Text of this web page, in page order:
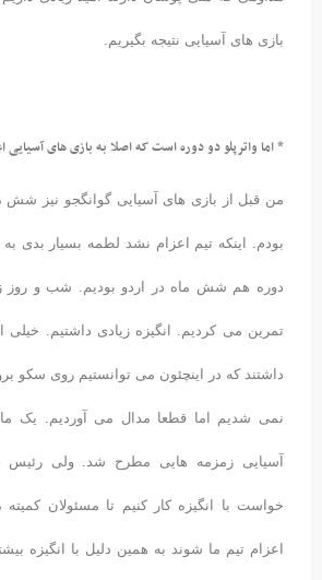
بازی های آسیایی نتیجه بگیریم.
* اما واترپلو دو دوره است که اصلا به بازی های آسیایی
من قبل از بازی های آسیایی گوانگجو نیز شش
بودم. اینکه تیم اعزام نشد لطمه بسیار بدی
دوره هم شش ماه در اردو بودیم. شب و روز
تمرین می کردیم. انگیزه زیادی داشتیم. خیلی
داشتند که در اینچئون می توانستیم روی سکو
نمی شدیم اما قطعا مدال می آوردیم. یک
آسیایی زمزمه هایی مطرح شد. ولی رئیس
خواست با انگیزه کار کنیم تا مسئولان
اعزام تیم ما شوند به همین دلیل با انگیزه